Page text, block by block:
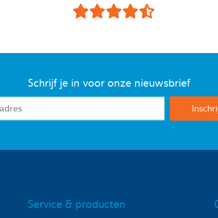
Schrijf je in voor onze nieuwsbrief
Service & producten